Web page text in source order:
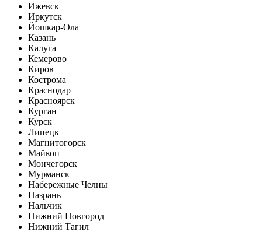
Ижевск
Иркутск
Йошкар-Ола
Казань
Калуга
Кемерово
Киров
Кострома
Краснодар
Красноярск
Курган
Курск
Липецк
Магнитогорск
Майкоп
Мончегорск
Мурманск
Набережные Челны
Назрань
Нальчик
Нижний Новгород
Нижний Тагил